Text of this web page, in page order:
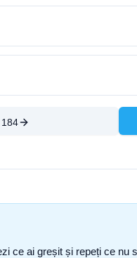
184
ce ai greșit și repeți ce